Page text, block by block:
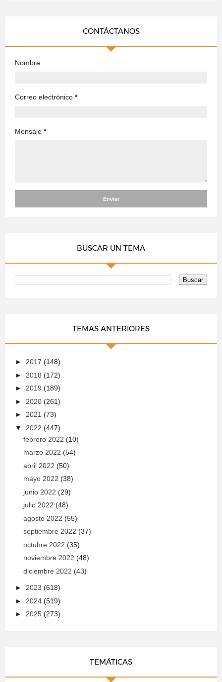
CONTÁCTANOS
Nombre
Correo electrónico *
Mensaje *
BUSCAR UN TEMA
TEMAS ANTERIORES
► 2017 (148)
► 2018 (172)
► 2019 (189)
► 2020 (261)
► 2021 (73)
▼ 2022 (447)
febrero 2022 (10)
marzo 2022 (54)
abril 2022 (50)
mayo 2022 (38)
junio 2022 (29)
julio 2022 (48)
agosto 2022 (55)
septiembre 2022 (37)
octubre 2022 (35)
noviembre 2022 (48)
diciembre 2022 (43)
► 2023 (618)
► 2024 (519)
► 2025 (273)
TEMÁTICAS